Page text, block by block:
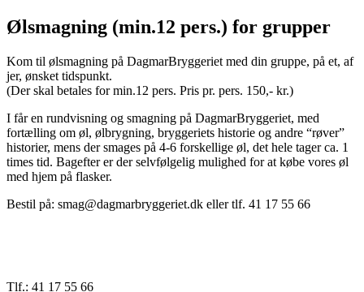
Ølsmagning (min.12 pers.) for grupper
Kom til ølsmagning på DagmarBryggeriet med din gruppe, på et, af
jer, ønsket tidspunkt.
(Der skal betales for min.12 pers. Pris pr. pers. 150,- kr.)
I får en rundvisning og smagning på DagmarBryggeriet, med
fortælling om øl, ølbrygning, bryggeriets historie og andre “røver”
historier, mens der smages på 4-6 forskellige øl, det hele tager ca. 1
times tid. Bagefter er der selvfølgelig mulighed for at købe vores øl
med hjem på flasker.
Bestil på: smag@dagmarbryggeriet.dk eller tlf. 41 17 55 66
Tlf.: 41 17 55 66